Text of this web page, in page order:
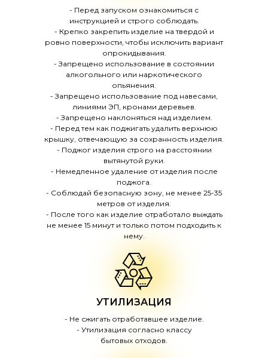
УТИЛИЗАЦИЯ
- Не сжигать отработавшее изделие.
- Утилизация согласно классу
бытовых отходов.
- Перед запуском ознакомиться с
инструкцией и строго соблюдать.
- Крепко закрепить изделие на твердой и
ровно поверхности, чтобы исключить вариант
опрокидывания.
- Запрещено использование в состоянии
алкогольного или наркотического
опьянения.
- Запрещено использование под навесами,
линиями ЭП, кронами деревьев.
- Запрещено наклоняться над изделием.
- Перед тем как поджигать удалить верхнюю
крышку, отвечающую за сохранность изделия.
- Поджог изделия строго на расстоянии
вытянутой руки.
- Немедленное удаление от изделия после
поджога.
- Соблюдай безопасную зону, не менее 25-35
метров от изделия.
- После того как изделие отработало выждать
не менее 15 минут и только потом подходить к
нему.